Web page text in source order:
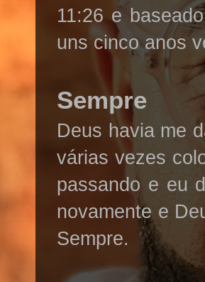
11:26 e
uns cinco anos
Sempre
Deus havia me
várias vezes
passando e eu
novamente e
Sempre.